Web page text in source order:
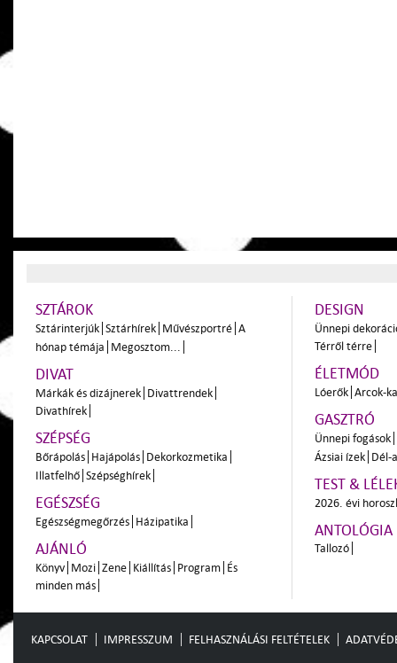
SZTÁROK
Sztárinterjúk Sztárhírek Művészportré A
hónap témája Megosztom...
DIVAT
Márkák és dizájnerek Divattrendek
Divathírek
SZÉPSÉG
Bőrápolás Hajápolás Dekorkozmetika
Illatfelhő Szépséghírek
EGÉSZSÉG
Egészségmegőrzés Házipatika
AJÁNLÓ
Könyv Mozi Zene Kiállítás Program És
minden más
DESIGN
Ünnepi
Térről térre
ÉLETMÓD
Lóerők Arcok-
GASZTRÓ
Ünnepi fogások
Ázsiai ízek Dél-
TEST &
2026. évi
ANTOLÓGIA
Tallozó
KAPCSOLAT IMPRESSZUM FELHASZNÁLÁSI FELTÉTELEK